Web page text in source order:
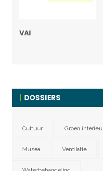
VAI
DOSSIERS
Cultuur Groen
Musea Ventilatie